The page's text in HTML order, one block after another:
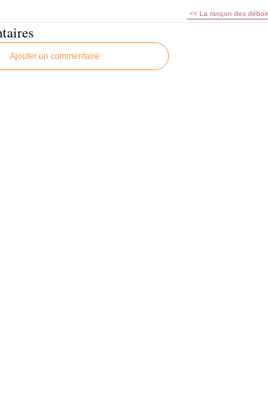
<< La rançon des
Ajouter un commentaire